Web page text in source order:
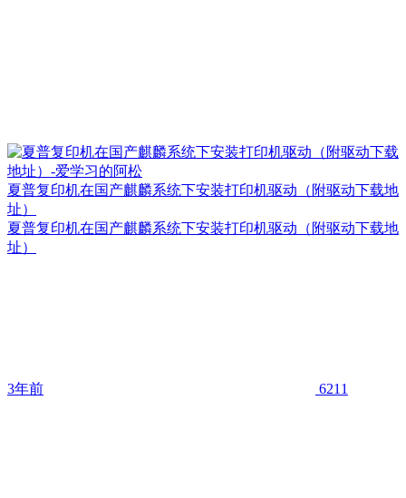
夏普复印机在国产麒麟系统下安装打印机驱动（附驱动下载地
址）
夏普复印机在国产麒麟系统下安装打印机驱动（附驱动下载地
址）
3年前 6211